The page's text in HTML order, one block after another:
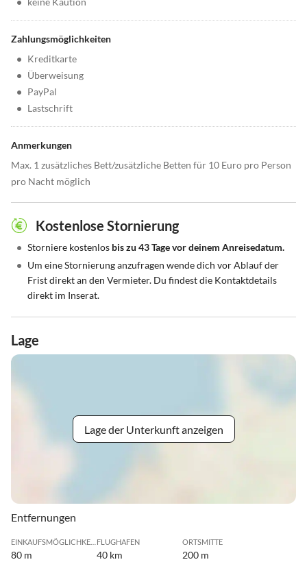
Zahlungsmöglichkeiten
• Kreditkarte
• Überweisung
• PayPal
• Lastschrift
Anmerkungen
Max. 1 zusätzliches Bett/zusätzliche Betten für 10 Euro pro Person
pro Nacht möglich
Kostenlose Stornierung
• Storniere kostenlos bis zu 43 Tage vor deinem Anreisedatum.
• Um eine Stornierung anzufragen wende dich vor Ablauf der
Frist direkt an den Vermieter. Du findest die Kontaktdetails
direkt im Inserat.
Lage
Lage der Unterkunft anzeigen
Entfernungen
80 m
FLUGHAFEN
40 km
ORTSMITTE
200 m